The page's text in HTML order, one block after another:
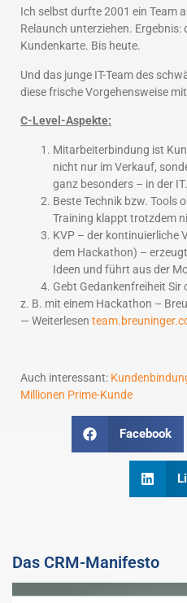
Ich selbst durfte 2001 ein Team
Relaunch unterziehen.
Kundenkarte. Bis heute.
Und das junge IT-Team des
diese frische Vorgehensweise
C-Level-Aspekte:
Mitarbeiterbindung ist
nicht nur im Verkauf,
ganz besonders – in der IT.
Beste Technik bzw. Tools
Training klappt trotzdem
KVP – der kontinuierliche
dem Hackathon) –
Ideen und führt aus der
Gebt Gedankenfreiheit Sir
z. B. mit einem Hackathon –
— Weiterlesen
Auch interessant:
Millionen Prime-Kunde
Facebook
Das CRM-Manifesto